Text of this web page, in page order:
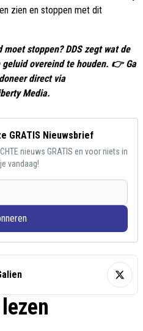
zien en stoppen met dit
stoppen? DDS zegt wat de
overeind te houden. 👉 Ga
direct via
Media.
GRATIS Nieuwsbrief
nieuws GRATIS en voor niets in
vandaag!